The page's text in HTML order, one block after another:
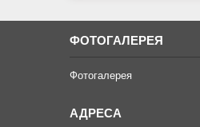
ФОТОГАЛЕРЕЯ
Фотогалерея